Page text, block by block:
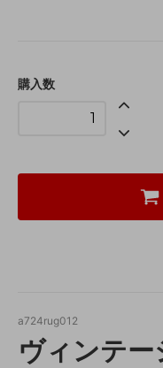
購入数
a724rug012
ヴィンテ